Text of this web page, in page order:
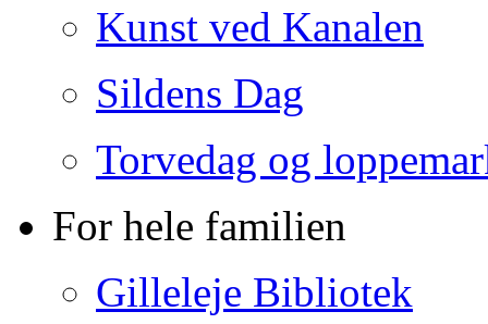
Kunst ved Kanalen
Sildens Dag
Torvedag og
For hele familien
Gilleleje Bibliotek